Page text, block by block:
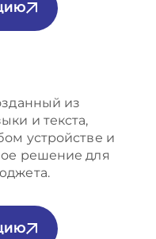
из
и текста,
устройстве и
решение для